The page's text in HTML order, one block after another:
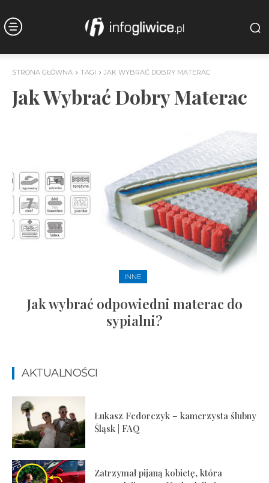
STRONA GŁÓWNA TAGI JAK WYBRAĆ DOBRY MATERAC
Jak Wybrać Dobry Materac
INNE
Jak wybrać odpowiedni materac do
sypialni?
AKTUALNOŚCI
Łukasz Fedorczyk – kamerzysta ślubny
Śląsk | FAQ
Zatrzymał pijaną kobietę, która